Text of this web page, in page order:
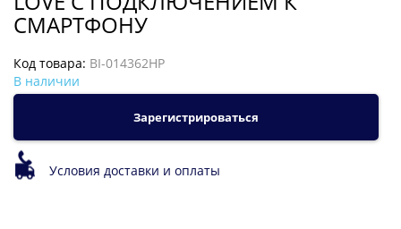
СМАРТФОНУ
Код товара: BI-014362HP
В наличии
Зарегистрироваться
Условия доставки и оплаты